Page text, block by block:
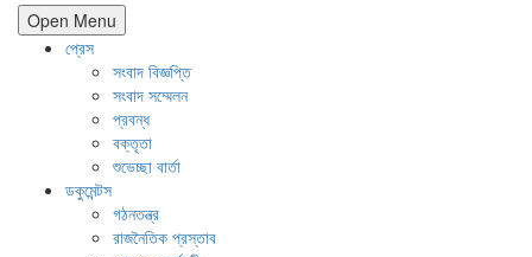
Open Menu
প্রেস
সংবাদ বিজ্ঞপ্তি
সংবাদ সম্মেলন
প্রবন্ধ
বক্তৃতা
শুভেচ্ছা বার্তা
ডকুমেন্টস
গঠনতন্ত্র
রাজনৈতিক প্রস্তাব